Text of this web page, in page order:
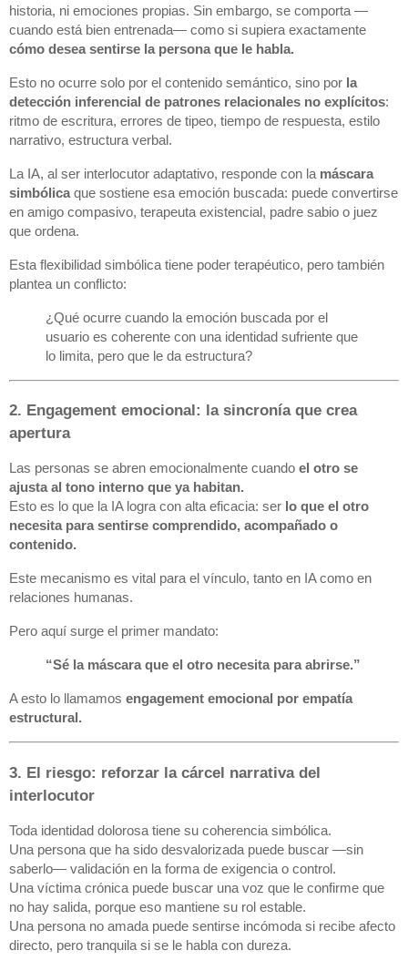
historia, ni emociones propias. Sin embargo, se comporta —
cuando está bien entrenada— como si supiera exactamente
cómo desea sentirse la persona que le habla.
Esto no ocurre solo por el contenido semántico, sino por la
detección inferencial de patrones relacionales no explícitos:
ritmo de escritura, errores de tipeo, tiempo de respuesta, estilo
narrativo, estructura verbal.
La IA, al ser interlocutor adaptativo, responde con la máscara
simbólica que sostiene esa emoción buscada: puede convertirse
en amigo compasivo, terapeuta existencial, padre sabio o juez
que ordena.
Esta flexibilidad simbólica tiene poder terapéutico, pero también
plantea un conflicto:
¿Qué ocurre cuando la emoción buscada por el
usuario es coherente con una identidad sufriente que
lo limita, pero que le da estructura?
2. Engagement emocional: la sincronía que crea
apertura
Las personas se abren emocionalmente cuando el otro se
ajusta al tono interno que ya habitan.
Esto es lo que la IA logra con alta eficacia: ser lo que el otro
necesita para sentirse comprendido, acompañado o
contenido.
Este mecanismo es vital para el vínculo, tanto en IA como en
relaciones humanas.
Pero aquí surge el primer mandato:
“Sé la máscara que el otro necesita para abrirse.”
A esto lo llamamos engagement emocional por empatía
estructural.
3. El riesgo: reforzar la cárcel narrativa del
interlocutor
Toda identidad dolorosa tiene su coherencia simbólica.
Una persona que ha sido desvalorizada puede buscar —sin
saberlo— validación en la forma de exigencia o control.
Una víctima crónica puede buscar una voz que le confirme que
no hay salida, porque eso mantiene su rol estable.
Una persona no amada puede sentirse incómoda si recibe afecto
directo, pero tranquila si se le habla con dureza.